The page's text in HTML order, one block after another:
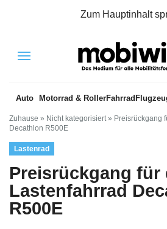
Zum Hauptinhalt
Menu
Auto Motorrad & RollerFahrrad
Zuhause » Nicht kategorisiert » Preisrückgang
Decathlon R500E
Lastenrad
Preisrückgang für
Lastenfahrrad
R500E